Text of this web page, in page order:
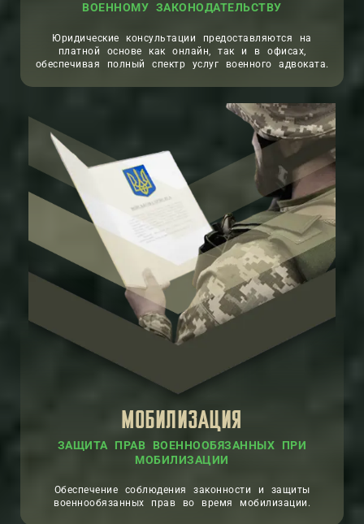
ВОЕННОМУ ЗАКОНОДАТЕЛЬСТВУ
Юридические консультации предоставляются на
платной основе как онлайн, так и в офисах,
обеспечивая полный спектр услуг военного адвоката.
МОБИЛИЗАЦИЯ
ЗАЩИТА ПРАВ ВОЕННООБЯЗАННЫХ ПРИ
МОБИЛИЗАЦИИ
Обеспечение соблюдения законности и защиты
военнообязанных прав во время мобилизации.